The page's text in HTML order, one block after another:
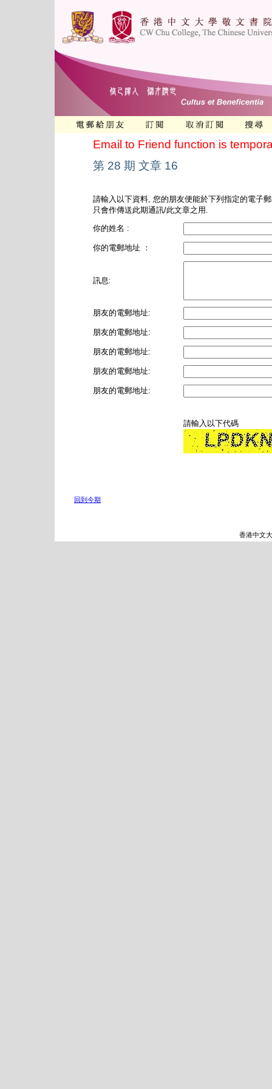
Email to Friend function is
第 28 期 文章 16
請輸入以下資料, 您的朋友便能於下列指定的電子
只會作傳送此期通訊/此文章之用.
你的姓名 :
你的電郵地址 ：
訊息:
朋友的電郵地址:
朋友的電郵地址:
朋友的電郵地址:
朋友的電郵地址:
朋友的電郵地址:
請輸入以下代碼
回到今期
香港中文